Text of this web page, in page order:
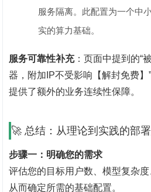
服务隔离。此配置为一个中
实的算力基础。
服务可靠性补充：页面中提到的“
器，附加IP不受影响【解封免费】
提供了额外的业务连续性保障。
🚀 总结：从理论到实践的部
步骤一：明确您的需求
评估您的目标用户数、模型复杂度
从而确定所需的基础配置。